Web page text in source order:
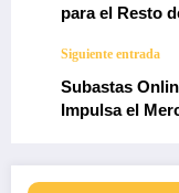
para el Resto
Siguiente entrada
Subastas
Impulsa el